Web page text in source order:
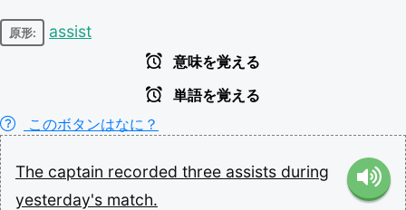
原形: assist
意味を覚える
単語を覚える
このボタンはなに？
The captain recorded three assists during
yesterday's match.